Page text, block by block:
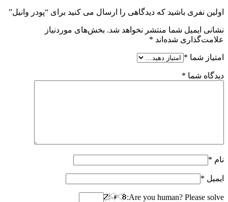
اولین نفری باشید که دیدگاهی را ارسال می کنید برای “پودر وانیل”
نشانی ایمیل شما منتشر نخواهد شد. بخش‌های موردنیاز
علامت‌گذاری شده‌اند *
امتیاز شما *
دیدگاه شما *
نام *
ایمیل *
Are you human? Please solve: